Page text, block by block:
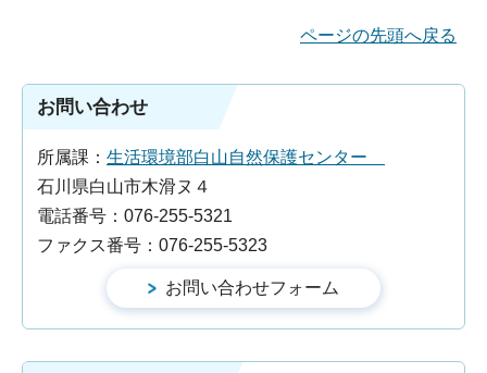
ページの先頭へ戻る
お問い合わせ
所属課： 生活環境部白山自然保護センター
石川県白山市木滑ヌ４
電話番号：076-255-5321
ファクス番号：076-255-5323